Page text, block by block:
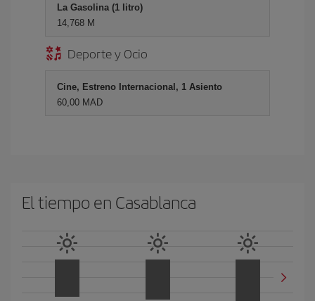
La Gasolina (1 litro)
14,768 M
Deporte y Ocio
Cine, Estreno Internacional, 1 Asiento
60,00 MAD
El tiempo en Casablanca